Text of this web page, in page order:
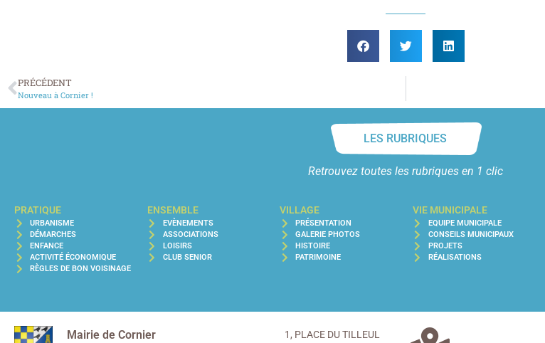
PRÉCÉDENT
Nouveau à Cornier !
LES RUBRIQUES
Retrouvez toutes les rubriques en 1 clic
PRATIQUE
URBANISME
DÉMARCHES
ENFANCE
ACTIVITÉ ÉCONOMIQUE
RÈGLES DE BON VOISINAGE
ENSEMBLE
EVÈNEMENTS
ASSOCIATIONS
LOISIRS
CLUB SENIOR
VILLAGE
PRÉSENTATION
GALERIE PHOTOS
HISTOIRE
PATRIMOINE
VIE MUNICIPALE
EQUIPE MUNICIPALE
CONSEILS MUNICIPAUX
PROJETS
RÉALISATIONS
Mairie de Cornier 1, PLACE DU TILLEUL